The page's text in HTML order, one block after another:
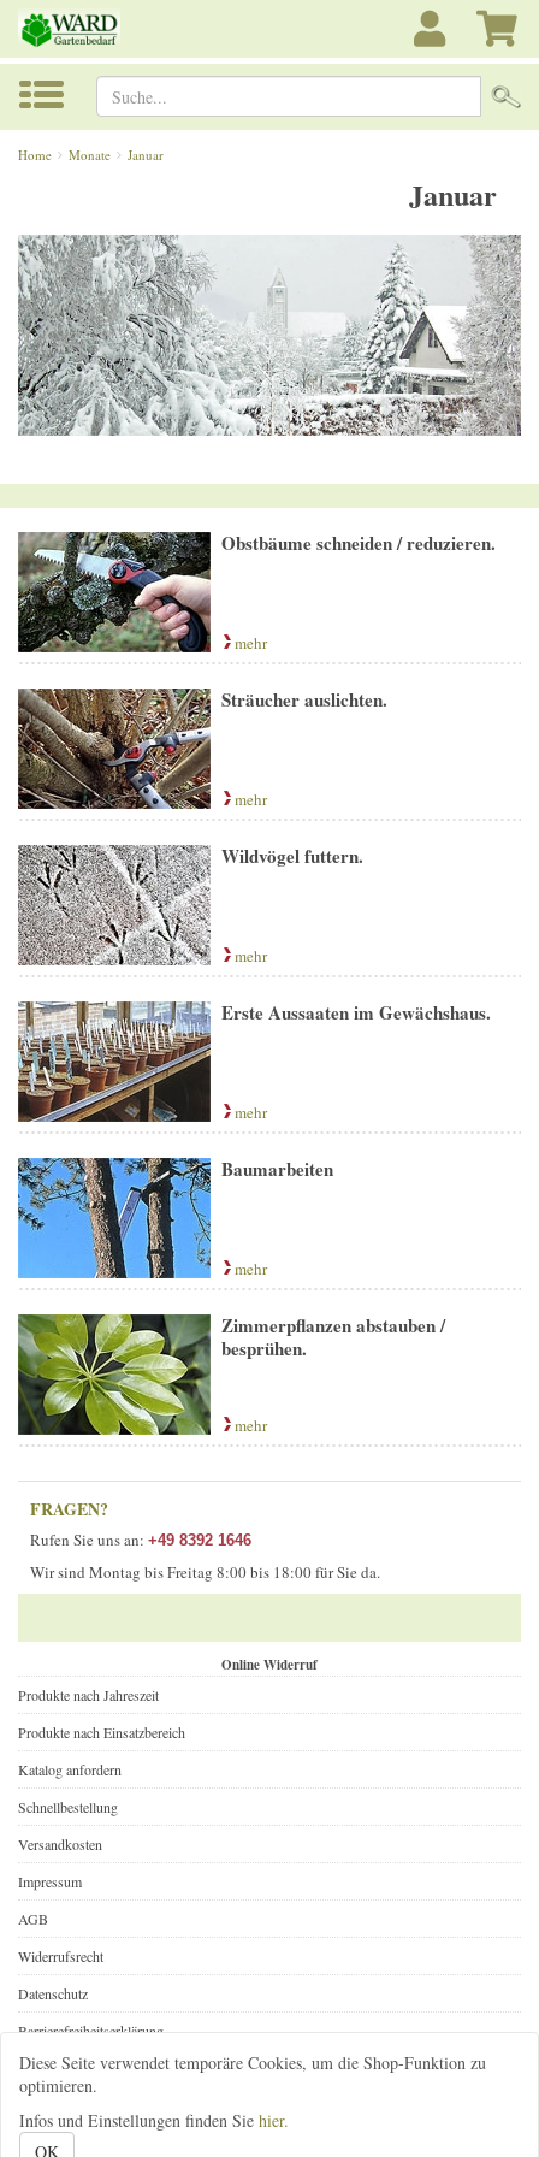
Diese Seite verwendet temporäre Cookies, um die Shop-Funktion zu
optimieren.
Infos und Einstellungen finden Sie hier.
OK
Suche...
Home Monate Januar
Januar
Obstbäume schneiden / reduzieren.
mehr
Sträucher auslichten.
mehr
Wildvögel futtern.
mehr
Erste Aussaaten im Gewächshaus.
mehr
Baumarbeiten
mehr
Zimmerpflanzen abstauben /
besprühen.
mehr
FRAGEN?
Rufen Sie uns an: +49 8392 1646
Wir sind Montag bis Freitag 8:00 bis 18:00 für Sie da.
Online Widerruf
Produkte nach Jahreszeit
Produkte nach Einsatzbereich
Katalog anfordern
Schnellbestellung
Versandkosten
Impressum
AGB
Widerrufsrecht
Datenschutz
Barrierefreiheitserklärung
Online Widerruf
08392-1646 infos@gartenbedarf-versand.de